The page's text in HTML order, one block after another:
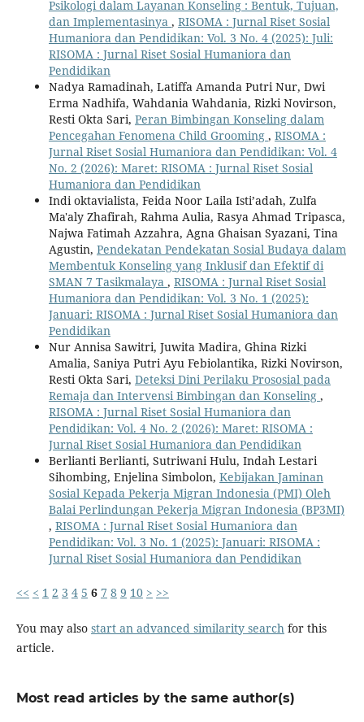
Psikologi dalam Layanan Konseling : Bentuk, Tujuan,
dan Implementasinya , RISOMA : Jurnal Riset Sosial
Humaniora dan Pendidikan: Vol. 3 No. 4 (2025): Juli:
RISOMA : Jurnal Riset Sosial Humaniora dan
Pendidikan
Nadya Ramadinah, Latiffa Amanda Putri Nur, Dwi
Erma Nadhifa, Wahdania Wahdania, Rizki Novirson,
Resti Okta Sari, Peran Bimbingan Konseling dalam
Pencegahan Fenomena Child Grooming , RISOMA :
Jurnal Riset Sosial Humaniora dan Pendidikan: Vol. 4
No. 2 (2026): Maret: RISOMA : Jurnal Riset Sosial
Humaniora dan Pendidikan
Indi oktavialista, Feida Noor Laila Isti’adah, Zulfa
Ma'aly Zhafirah, Rahma Aulia, Rasya Ahmad Tripasca,
Najwa Fatimah Azzahra, Agna Ghaisan Syazani, Tina
Agustin, Pendekatan Pendekatan Sosial Budaya dalam
Membentuk Konseling yang Inklusif dan Efektif di
SMAN 7 Tasikmalaya , RISOMA : Jurnal Riset Sosial
Humaniora dan Pendidikan: Vol. 3 No. 1 (2025):
Januari: RISOMA : Jurnal Riset Sosial Humaniora dan
Pendidikan
Nur Annisa Sawitri, Juwita Madira, Ghina Rizki
Amalia, Saniya Putri Ayu Febiolantika, Rizki Novirson,
Resti Okta Sari, Deteksi Dini Perilaku Prososial pada
Remaja dan Intervensi Bimbingan dan Konseling ,
RISOMA : Jurnal Riset Sosial Humaniora dan
Pendidikan: Vol. 4 No. 2 (2026): Maret: RISOMA :
Jurnal Riset Sosial Humaniora dan Pendidikan
Berlianti Berlianti, Sutriwani Hulu, Indah Lestari
Sihombing, Enjelina Simbolon, Kebijakan Jaminan
Sosial Kepada Pekerja Migran Indonesia (PMI) Oleh
Balai Perlindungan Pekerja Migran Indonesia (BP3MI)
, RISOMA : Jurnal Riset Sosial Humaniora dan
Pendidikan: Vol. 3 No. 1 (2025): Januari: RISOMA :
Jurnal Riset Sosial Humaniora dan Pendidikan
<< < 1 2 3 4 5 6 7 8 9 10 > >>
You may also start an advanced similarity searchfor this
article.
Most read articles by the same author(s)